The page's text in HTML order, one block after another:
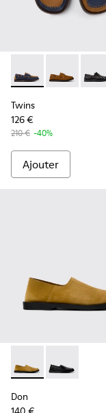
Twins - K101013-
Twins -
Twins
126 €
210 € -40%
Ajouter
Don - K101089-
Don -
Don